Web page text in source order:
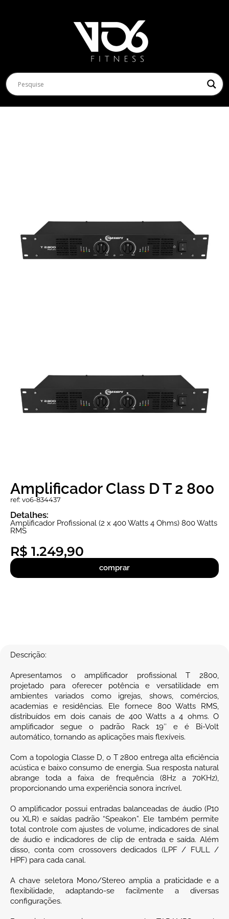
Amplificador Class D T 2 800
ref: vo6-834437
Detalhes:
Amplificador Profissional (2 x 400 Watts 4 Ohms) 800 Watts
RMS
R$ 1.249,90
comprar
Descrição:
Apresentamos o amplificador profissional T 2800,
projetado para oferecer potência e versatilidade em
ambientes variados como igrejas, shows, comércios,
academias e residências. Ele fornece 800 Watts RMS,
distribuídos em dois canais de 400 Watts a 4 ohms. O
amplificador segue o padrão Rack 19″ e é Bi-Volt
automático, tornando as aplicações mais flexíveis.
Com a topologia Classe D, o T 2800 entrega alta eficiência
acústica e baixo consumo de energia. Sua resposta natural
abrange toda a faixa de frequência (8Hz a 70KHz),
proporcionando uma experiência sonora incrível.
O amplificador possui entradas balanceadas de áudio (P10
ou XLR) e saídas padrão “Speakon”. Ele também permite
total controle com ajustes de volume, indicadores de sinal
de áudio e indicadores de clip de entrada e saída. Além
disso, conta com crossovers dedicados (LPF / FULL /
HPF) para cada canal.
A chave seletora Mono/Stereo amplia a praticidade e a
flexibilidade, adaptando-se facilmente a diversas
configurações.